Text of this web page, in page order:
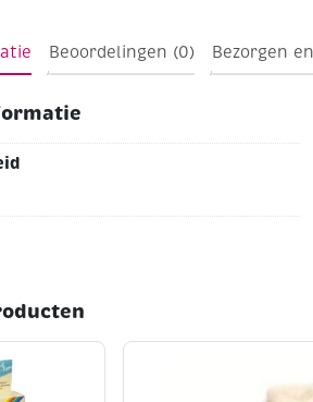
Beoordelingen (0) Bezorgen